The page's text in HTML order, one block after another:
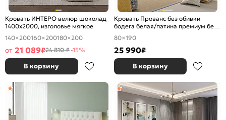
Кровать ИНТЕРО велюр шоколад
1400x2000, изголовье мягкое
140×200160×200180×200
от 21 089₽24 810 ₽-15%
В корзину
Кровать Прованс без обивки
бодега белая/патина премиум без
П/М 800x1900, ортопедическое
основание, изголовье жесткое
80×190
25 990₽
В корзину